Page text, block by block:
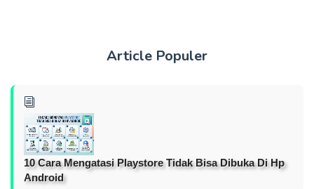
Article Populer
10 Cara Mengatasi Playstore Tidak Bisa Dibuka Di Hp
Android